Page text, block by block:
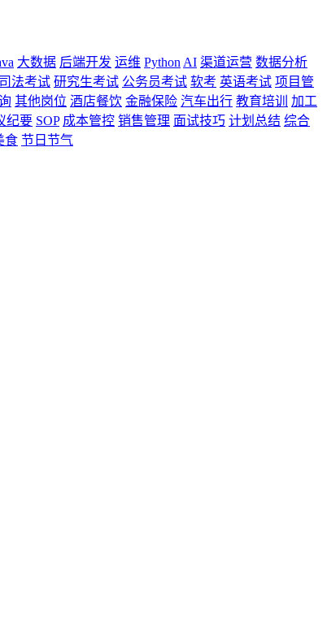
大数据 后端开发 运维 Python AI 渠道运营 数据分析
司法考试 研究生考试 公务员考试 软考 英语考试 项目管
其他岗位 酒店餐饮 金融保险 汽车出行 教育培训
加工
纪要 SOP 成本管控 销售管理 面试技巧 计划总结 综合
食 节日节气